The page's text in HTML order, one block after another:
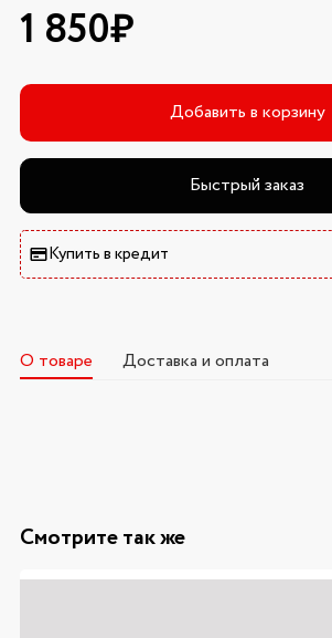
1 850₽
Добавить в корзину
Быстрый заказ
Купить в кредит
О товаре Доставка и оплата
Смотрите так же